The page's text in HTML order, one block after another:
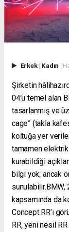
Erkek| Kadın
Şirketin
04’ü temel alan
tasarlanmış ve
cage” (takla
koltuğa yer
tamamen
kurabildiği
bilgi yok; ancak
sunulabilir.BMW,
kapsamında da
Concept RR’ı
RR, yeni nesil